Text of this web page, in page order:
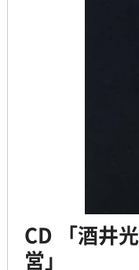
CD 「酒井
営」